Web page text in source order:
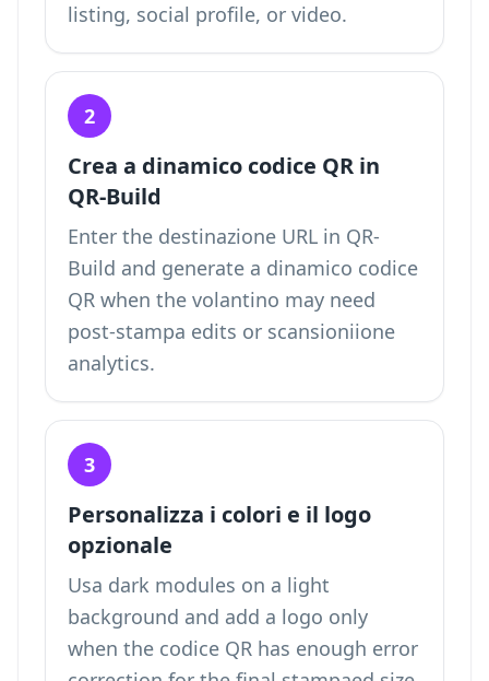
listing, social profile, or video.
2
Crea a dinamico codice QR in
QR-Build
Enter the destinazione URL in QR-
Build and generate a dinamico codice
QR when the volantino may need
post-stampa edits or scansioniione
analytics.
3
Personalizza i colori e il logo
opzionale
Usa dark modules on a light
background and add a logo only
when the codice QR has enough error